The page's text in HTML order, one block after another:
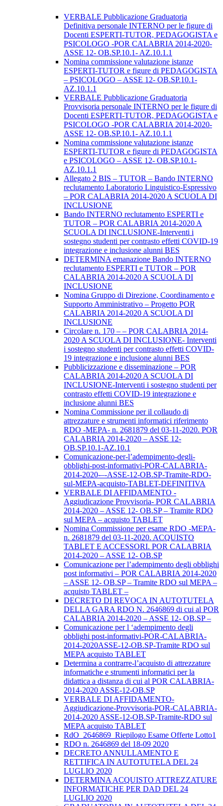
VERBALE Pubblicazione Graduatoria
Definitiva personale INTERNO per le figure di
Docenti ESPERTI-TUTOR, PEDAGOGISTA e
PSICOLOGO -POR CALABRIA 2014-2020-
ASSE 12- OB.SP.10.1- AZ.10.1.1
Nomina commissione valutazione istanze
ESPERTI-TUTOR e figure di PEDAGOGISTA
– PSICOLOGO – ASSE 12- OB.SP.10.1-
AZ.10.1.1
VERBALE Pubblicazione Graduatoria
Provvisoria personale INTERNO per le figure di
Docenti ESPERTI-TUTOR, PEDAGOGISTA e
PSICOLOGO -POR CALABRIA 2014-2020-
ASSE 12- OB.SP.10.1- AZ.10.1.1
Nomina commissione valutazione istanze
ESPERTI-TUTOR e figure di PEDAGOGISTA
e PSICOLOGO – ASSE 12- OB.SP.10.1-
AZ.10.1.1
Allegato 2 BIS – TUTOR – Bando INTERNO
reclutamento Laboratorio Linguistico-Espressivo
– POR CALABRIA 2014-2020 A SCUOLA DI
INCLUSIONE
Bando INTERNO reclutamento ESPERTI e
TUTOR – POR CALABRIA 2014-2020 A
SCUOLA DI INCLUSIONE-Interventi i
sostegno studenti per contrasto effetti COVID-19
integrazione e inclusione alunni BES
DETERMINA emanazione Bando INTERNO
reclutamento ESPERTI e TUTOR – POR
CALABRIA 2014-2020 A SCUOLA DI
INCLUSIONE
Nomina Gruppo di Direzione, Coordinamento e
Supporto Amministrativo – Progetto POR
CALABRIA 2014-2020 A SCUOLA DI
INCLUSIONE
Circolare n. 170 – – POR CALABRIA 2014-
2020 A SCUOLA DI INCLUSIONE- Interventi
i sostegno studenti per contrasto effetti COVID-
19 integrazione e inclusione alunni BES
Pubblicizzazione e disseminazione – POR
CALABRIA 2014-2020 A SCUOLA DI
INCLUSIONE-Interventi i sostegno studenti per
contrasto effetti COVID-19 integrazione e
inclusione alunni BES
Nomina Commissione per il collaudo di
attrezzature e strumenti informatici riferimento
RDO -MEPA- n. 2681879 del 03-11-2020. POR
CALABRIA 2014-2020 – ASSE 12-
OB.SP.10.1-AZ.10.1
Comunicazione-per-l’adempimento-degli-
obblighi-post-informativi-POR-CALABRIA-
2014-2020-–-ASSE-12-OB.SP-Tramite-RDO-
sul-MEPA-acquisto-TABLET-DEFINITIVA
VERBALE DI AFFIDAMENTO -
Aggiudicazione Provvisoria- POR CALABRIA
2014-2020 – ASSE 12- OB.SP – Tramite RDO
sul MEPA – acquisto TABLET
Nomina Commissione per esame RDO -MEPA-
n. 2681879 del 03-11-2020. ACQUISTO
TABLET E ACCESSORI. POR CALABRIA
2014-2020 – ASSE 12- OB.SP
Comunicazione per l’adempimento degli obblighi
post informativi – POR CALABRIA 2014-2020
– ASSE 12- OB.SP – Tramite RDO sul MEPA –
acquisto TABLET –
DECRETO DI REVOCA IN AUTOTUTELA
DELLA GARA RDO N. 2646869 di cui al POR
CALABRIA 2014-2020 – ASSE 12- OB.SP –
Comunicazione per l ‘adempimento degli
obblighi post-informativi-POR-CALABRIA-
2014-2020ASSE-12-OB.SP-Tramite RDO sul
MEPA acquisto TABLET
Determina a contrarre-l’acquisto di attrezzature
informatiche e strumenti informatici per la
didattica a distanza di cui al POR CALABRIA-
2014-2020 ASSE-12-OB.SP
VERBALE DI AFFIDAMENTO-
Aggiudicazione-Provvisoria-POR-CALABRIA-
2014-2020 ASSE-12-OB.SP-Tramite-RDO sul
MEPA acquisto TABLET
RdO_2646869_Riepilogo Esame Offerte Lotto1
RDO n. 2646869 del 18-09 2020
DECRETO ANNULLAMENTO E
RETTIFICA IN AUTOTUTELA DEL 24
LUGLIO 2020
DETERMINA ACQUISTO ATTREZZATURE
INFORMATICHE PER DAD DEL 24
LUGLIO 2020